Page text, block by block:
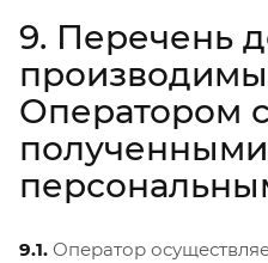
9. Перечень
Оператором с
полученными
9.1. Оператор